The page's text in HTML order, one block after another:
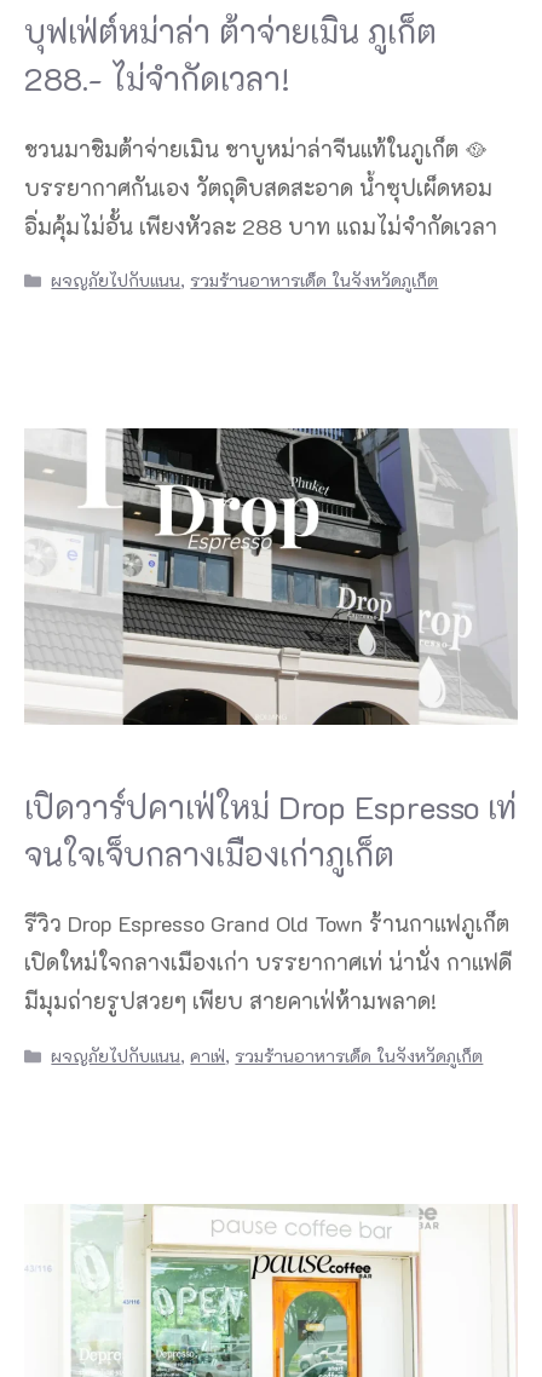
บุฟเฟ่ต์หม่าล่า ต้าจ่ายเมิน ภูเก็ต
288.- ไม่จำกัดเวลา!
ชวนมาชิมต้าจ่ายเมิน ชาบูหม่าล่าจีนแท้ในภูเก็ต 🥘
บรรยากาศกันเอง วัตถุดิบสดสะอาด น้ำซุปเผ็ดหอม
อิ่มคุ้มไม่อั้น เพียงหัวละ 288 บาท แถมไม่จำกัดเวลา
Categories
ผจญภัยไปกับแนน, รวมร้านอาหารเด็ด ในจังหวัดภูเก็ต
เปิดวาร์ปคาเฟ่ใหม่ Drop Espresso เท่
จนใจเจ็บกลางเมืองเก่าภูเก็ต
รีวิว Drop Espresso Grand Old Town ร้านกาแฟภูเก็ต
เปิดใหม่ใจกลางเมืองเก่า บรรยากาศเท่ น่านั่ง กาแฟดี
มีมุมถ่ายรูปสวยๆ เพียบ สายคาเฟ่ห้ามพลาด!
Categories
ผจญภัยไปกับแนน,คาเฟ่, รวมร้านอาหารเด็ด ในจังหวัดภูเก็ต